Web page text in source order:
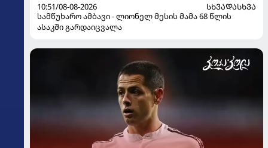
10:51/08-08-2026
ᲡᲮᲕᲐᲓᲐᲡᲮᲕᲐ
სამწუხარო ამბავი - ლიონელ მესის მამა 68 წლის
ასაკში გარდაიცვალა